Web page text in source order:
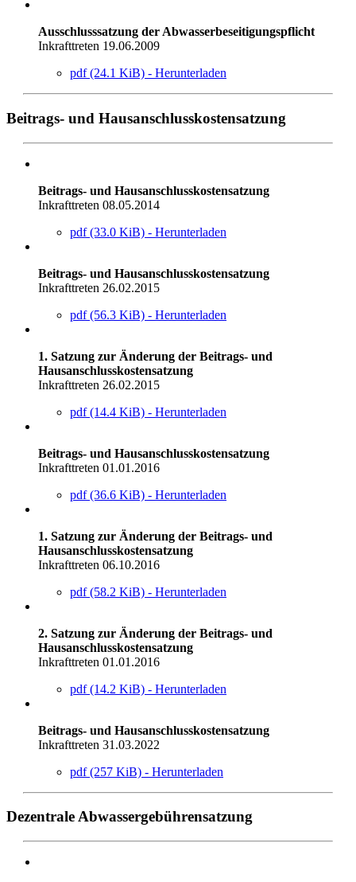
Ausschlusssatzung der Abwasserbeseitigungspflicht
Inkrafttreten 19.06.2009
pdf (24.1 KiB) - Herunterladen
Beitrags- und Hausanschlusskostensatzung
Beitrags- und Hausanschlusskostensatzung
Inkrafttreten 08.05.2014
pdf (33.0 KiB) - Herunterladen
Beitrags- und Hausanschlusskostensatzung
Inkrafttreten 26.02.2015
pdf (56.3 KiB) - Herunterladen
1. Satzung zur Änderung der Beitrags- und
Hausanschlusskostensatzung
Inkrafttreten 26.02.2015
pdf (14.4 KiB) - Herunterladen
Beitrags- und Hausanschlusskostensatzung
Inkrafttreten 01.01.2016
pdf (36.6 KiB) - Herunterladen
1. Satzung zur Änderung der Beitrags- und
Hausanschlusskostensatzung
Inkrafttreten 06.10.2016
pdf (58.2 KiB) - Herunterladen
2. Satzung zur Änderung der Beitrags- und
Hausanschlusskostensatzung
Inkrafttreten 01.01.2016
pdf (14.2 KiB) - Herunterladen
Beitrags- und Hausanschlusskostensatzung
Inkrafttreten 31.03.2022
pdf (257 KiB) - Herunterladen
Dezentrale Abwassergebührensatzung